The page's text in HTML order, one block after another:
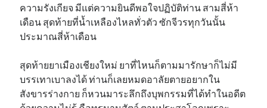
ความรังเกียจ มีแต่ความยินดีพอใจปฏิบัติท่าน สามสี่ห้า
เดือน สุดท้ายที่น้ำเหลืองไหลทั่วตัว ซักจีวรทุกวันนั้น
ประมาณสี่ห้าเดือน
สุดท้ายยาเมืองเชียงใหม่ ยาที่ไหนก็ตามมารักษาก็ไม่มี
บรรเทาเบาลงได้ ท่านก็เลยหมดอาลัยตายอยากใน
สังขารร่างกาย ก็หวนมาระลึกถึงบุพกรรมที่ได้ทำในอดีต